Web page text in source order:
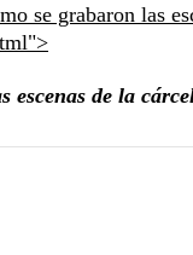
se grabaron las
escenas de la